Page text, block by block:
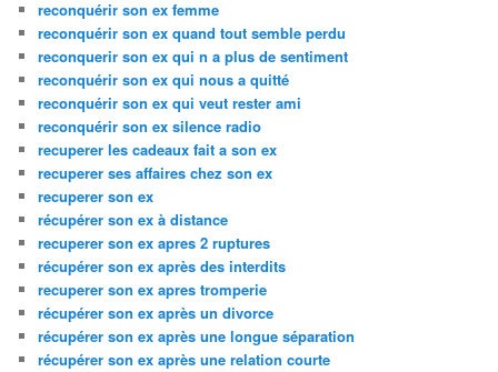
reconquérir son ex femme
reconquérir son ex quand tout semble perdu
reconquerir son ex qui n a plus de sentiment
reconquérir son ex qui nous a quitté
reconquérir son ex qui veut rester ami
reconquérir son ex silence radio
recuperer les cadeaux fait a son ex
recuperer ses affaires chez son ex
recuperer son ex
récupérer son ex à distance
recuperer son ex apres 2 ruptures
récupérer son ex après des interdits
recuperer son ex apres tromperie
récupérer son ex après un divorce
récupérer son ex après une longue séparation
récupérer son ex après une relation courte